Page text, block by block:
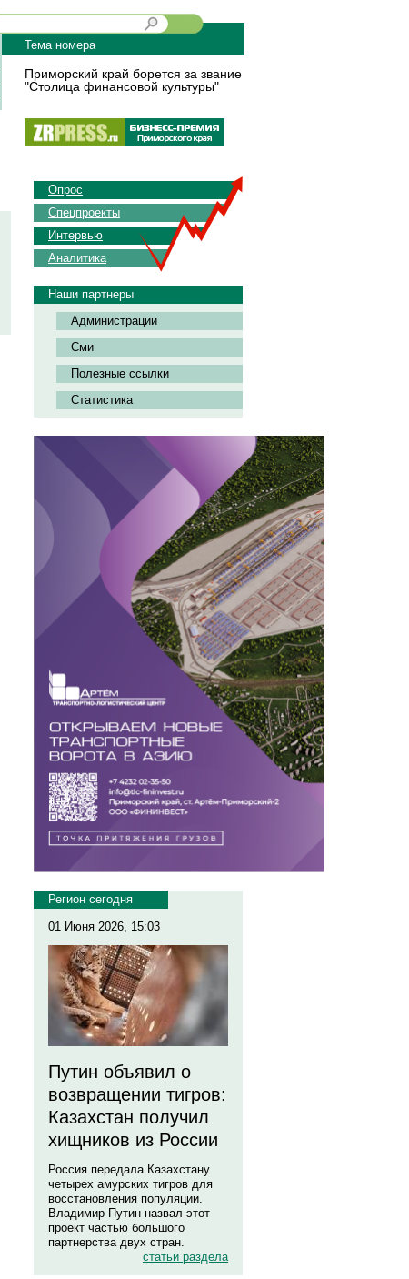
Тема номера
Приморский край борется за звание
"Столица финансовой культуры"
Опрос
Спецпроекты
Интервью
Аналитика
Наши партнеры
Администрации
Сми
Полезные ссылки
Статистика
Регион сегодня
01 Июня 2026, 15:03
Путин объявил о
возвращении тигров:
Казахстан получил
хищников из России
Россия передала Казахстану
четырех амурских тигров для
восстановления популяции.
Владимир Путин назвал этот
проект частью большого
партнерства двух стран.
статьи раздела